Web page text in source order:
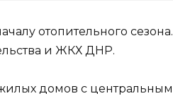
отопительного сезона.
и ЖКХ ДНР.
домов с центральным